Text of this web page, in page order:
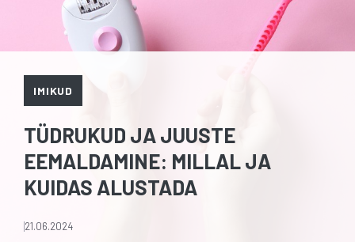
IMIKUD
TÜDRUKUD JA JUUSTE
EEMALDAMINE: MILLAL JA
KUIDAS ALUSTADA
21.06.2024